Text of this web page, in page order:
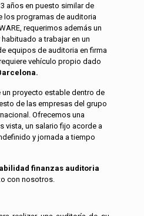
años en puesto similar de
los programas de auditoria
requerimos además un
a trabajar en un
equipos de auditoria en firma
vehículo propio dado
proyecto estable dentro de
de las empresas del grupo
Ofrecemos una
vista, un salario fijo acorde a
y jornada a tiempo
finanzas auditoria
con nosotros.